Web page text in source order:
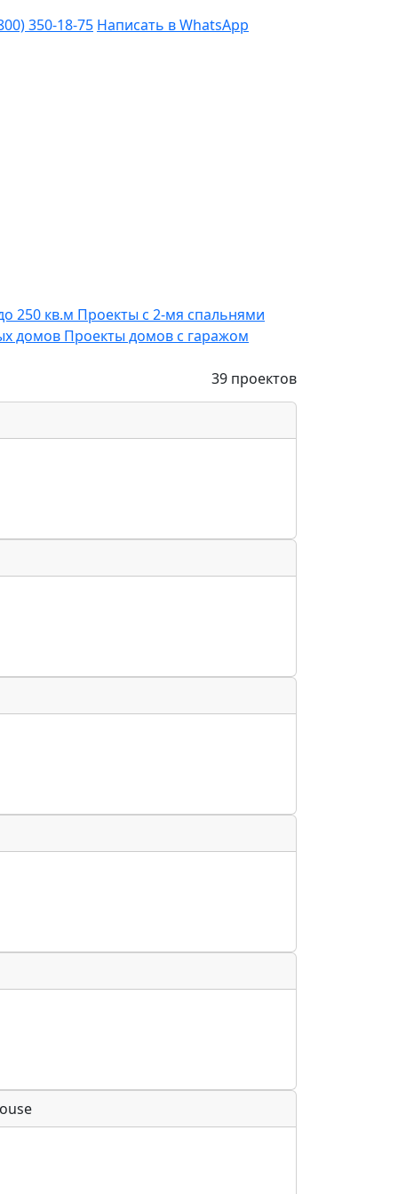
350-18-75 Написать в WhatsApp
250 кв.м Проекты с 2-мя спальнями
домов Проекты домов с гаражом
39 проектов